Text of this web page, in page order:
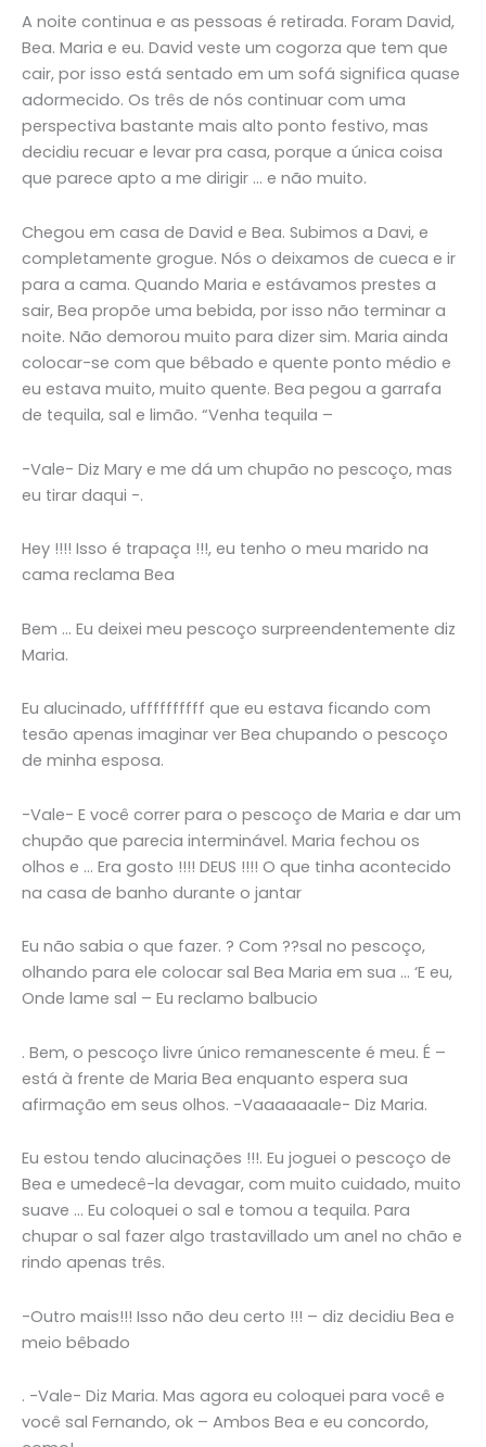
A noite continua e as pessoas é retirada. Foram David,
Bea. Maria e eu. David veste um cogorza que tem que
cair, por isso está sentado em um sofá significa quase
adormecido. Os três de nós continuar com uma
perspectiva bastante mais alto ponto festivo, mas
decidiu recuar e levar pra casa, porque a única coisa
que parece apto a me dirigir … e não muito.
Chegou em casa de David e Bea. Subimos a Davi, e
completamente grogue. Nós o deixamos de cueca e ir
para a cama. Quando Maria e estávamos prestes a
sair, Bea propõe uma bebida, por isso não terminar a
noite. Não demorou muito para dizer sim. Maria ainda
colocar-se com que bêbado e quente ponto médio e
eu estava muito, muito quente. Bea pegou a garrafa
de tequila, sal e limão. “Venha tequila –
-Vale- Diz Mary e me dá um chupão no pescoço, mas
eu tirar daqui -.
Hey !!!! Isso é trapaça !!!, eu tenho o meu marido na
cama reclama Bea
Bem … Eu deixei meu pescoço surpreendentemente diz
Maria.
Eu alucinado, uffffffffff que eu estava ficando com
tesão apenas imaginar ver Bea chupando o pescoço
de minha esposa.
-Vale- E você correr para o pescoço de Maria e dar um
chupão que parecia interminável. Maria fechou os
olhos e … Era gosto !!!! DEUS !!!! O que tinha acontecido
na casa de banho durante o jantar
Eu não sabia o que fazer. ? Com ??sal no pescoço,
olhando para ele colocar sal Bea Maria em sua … ‘E eu,
Onde lame sal – Eu reclamo balbucio
. Bem, o pescoço livre único remanescente é meu. É –
está à frente de Maria Bea enquanto espera sua
afirmação em seus olhos. -Vaaaaaaale- Diz Maria.
Eu estou tendo alucinações !!!. Eu joguei o pescoço de
Bea e umedecê-la devagar, com muito cuidado, muito
suave … Eu coloquei o sal e tomou a tequila. Para
chupar o sal fazer algo trastavillado um anel no chão e
rindo apenas três.
-Outro mais!!! Isso não deu certo !!! – diz decidiu Bea e
meio bêbado
. -Vale- Diz Maria. Mas agora eu coloquei para você e
você sal Fernando, ok – Ambos Bea e eu concordo,